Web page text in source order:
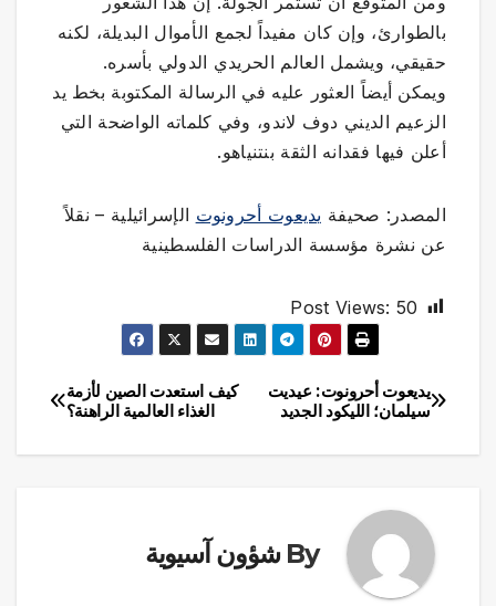
بالطوارئ، وإن كان مفيداً لجمع الأموال البديلة، لكنه
حقيقي، ويشمل العالم الحريدي الدولي بأسره.
ويمكن أيضاً العثور عليه في الرسالة المكتوبة بخط يد
الزعيم الديني دوف لاندو، وفي كلماته الواضحة التي
أعلن فيها فقدانه الثقة بنتنياهو.
المصدر: صحيفة يديعوت أحرونوت الإسرائيلية – نقلاً
عن نشرة مؤسسة الدراسات الفلسطينية
Post Views: 50
تصفّح
المقالات
كيف استعدت الصين لأزمة
الغذاء العالمية الراهنة؟
يديعوت أحرونوت: عيديت
سيلمان؛ الليكود الجديد
By شؤون آسيوية